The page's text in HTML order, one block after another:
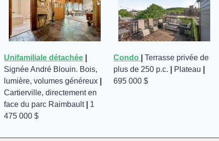
Unifamiliale détachée
Signée André Blouin. Bois,
lumière, volumes généreux
Cartierville, directement en
face du parc Raimbault |
1
475 000 $
Condo
Terrasse privée de
plus de 250 p.c.
Plateau
695 000 $